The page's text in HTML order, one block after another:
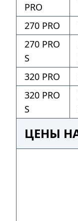
PRO
270 PRO
270 PRO
S
320 PRO
320 PRO
S
ЦЕНЫ